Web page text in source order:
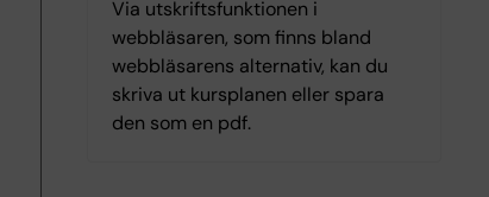
Via utskriftsfunktionen i
webbläsaren, som finns bland
webbläsarens alternativ, kan du
skriva ut kursplanen eller spara
den som en pdf.